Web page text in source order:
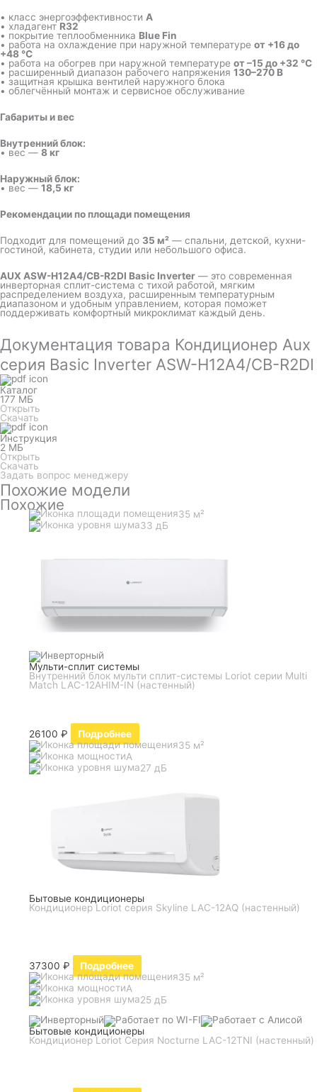
• класс энергоэффективности A
• хладагент R32
• покрытие теплообменника Blue Fin
• работа на охлаждение при наружной температуре от +16 до
+48 °C
• работа на обогрев при наружной температуре от –15 до +32 °C
• расширенный диапазон рабочего напряжения 130–270 В
• защитная крышка вентилей наружного блока
• облегчённый монтаж и сервисное обслуживание
Габариты и вес
Внутренний блок:
• вес — 8 кг
Наружный блок:
• вес — 18,5 кг
Рекомендации по площади помещения
Подходит для помещений до 35 м² — спальни, детской, кухни-
гостиной, кабинета, студии или небольшого офиса.
AUX ASW-H12A4/CB-R2DI Basic Inverter — это современная
инверторная сплит-система с тихой работой, мягким
распределением воздуха, расширенным температурным
диапазоном и удобным управлением, которая поможет
поддерживать комфортный микроклимат каждый день.
Документация товара Кондиционер Aux
серия Basic Inverter ASW-H12A4/СB-R2DI
Каталог
177 МБ
Открыть
Скачать
Инструкция
2 МБ
Открыть
Скачать
Задать вопрос менеджеру
Похожие модели
Похожие
35 м²
33 дБ
Мульти-сплит системы
Внутренний блок мульти сплит-системы Loriot серии Multi
Match LAC-12AHIM-IN (настенный)
26100₽
Подробнее
35 м²
A
27 дБ
Бытовые кондиционеры
Кондиционер Loriot серия Skyline LAC-12AQ (настенный)
37300₽
Подробнее
35 м²
A
25 дБ
Бытовые кондиционеры
Кондиционер Loriot Серия Nocturne LAC-12TNI (настенный)